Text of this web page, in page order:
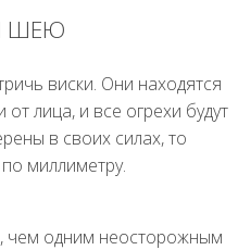
ШЕЮ
виски. Они находятся
лица, и все огрехи будут
в своих силах, то
миллиметру.
чем одним неосторожным